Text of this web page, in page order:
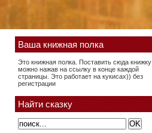
Ваша книжная полка
Это книжная полка. Поставить сюда книжку
можно нажав на ссылку в конце каждой
страницы. Это работает на кукисах)) без
регистрации
Найти сказку